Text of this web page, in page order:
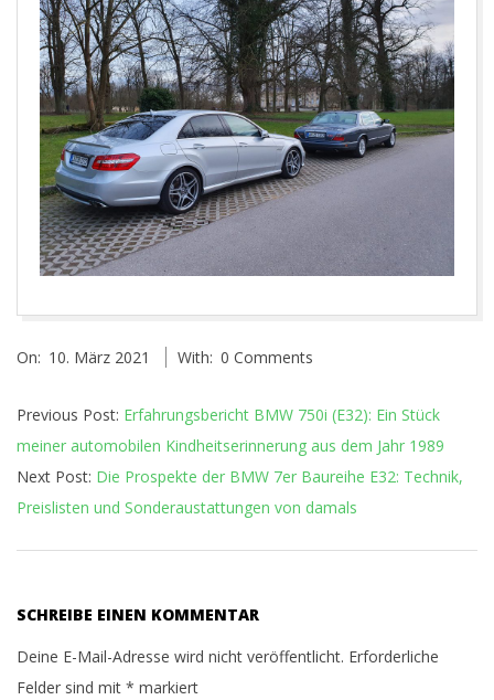
03-
On: 10. März 2021 With: 0 Comments
Previous Post: Erfahrungsbericht BMW 750i (E32): Ein Stück
meiner automobilen Kindheitserinnerung aus dem Jahr 1989
Next Post: Die Prospekte der BMW 7er Baureihe E32: Technik,
Preislisten und Sonderaustattungen von damals
SCHREIBE EINEN KOMMENTAR
Deine E-Mail-Adresse wird nicht veröffentlicht. Erforderliche
Felder sind mit * markiert